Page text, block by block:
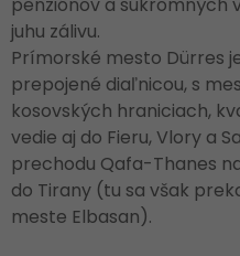
juhu zálivu.
Prímorské mesto Dürres
prepojené diaľnicou, s
kosovských hraniciach,
vedie aj do Fieru, Vlory a
prechodu Qafa-Thanes
do Tirany (tu sa však
meste Elbasan).